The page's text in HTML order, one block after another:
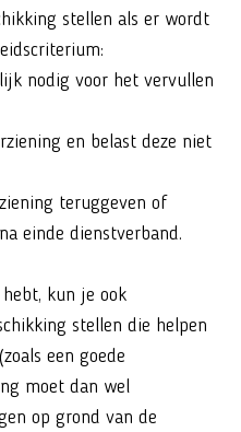
stellen als er wordt
nodig voor het vervullen
en belast deze niet
teruggeven of
einde dienstverband.
kun je ook
stellen die helpen
een goede
moet dan wel
op grond van de